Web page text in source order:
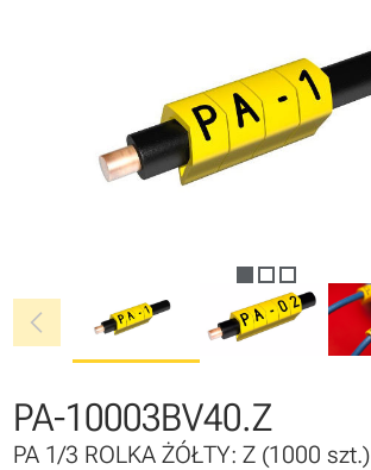
chevron_left
PA-10003BV40.Z
PA 1/3 ROLKA ŻÓŁTY: Z (1000 szt.)